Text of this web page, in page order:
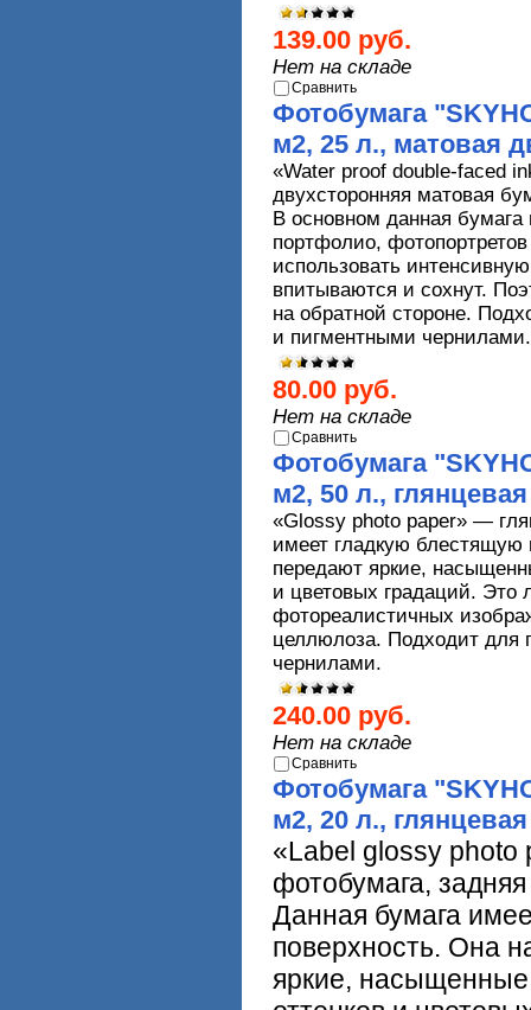
139.00 руб.
Нет на складе
Сравнить
Фотобумага
м2, 25 л., матовая
«Water proof double-faced
двухсторонняя матовая
В основном данная бумага
портфолио,
использовать
впитываются и сохнут.
на обратной стороне.
и пигментными чернилами.
80.00 руб.
Нет на складе
Сравнить
Фотобумага
м2, 50 л.,
«Glossy photo paper» —
имеет гладкую
передают яркие,
и цветовых градаций. Это
фотореалистичных
целлюлоза. Подходит для
чернилами.
240.00 руб.
Нет на складе
Сравнить
Фотобумага
м2, 20 л.,
«Label glossy photo
фотобумага,
Данная бумага
поверхность. Она
яркие,